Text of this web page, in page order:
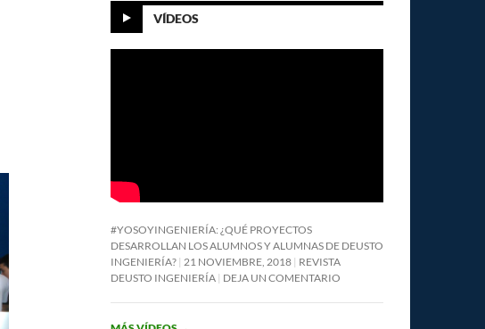
VÍDEOS
#YOSOYINGENIERÍA: ¿QUÉ PROYECTOS
DESARROLLAN LOS ALUMNOS Y ALUMNAS DE DEUSTO
INGENIERÍA? 21 NOVIEMBRE, 2018 REVISTA
DEUSTO INGENIERÍA DEJA UN COMENTARIO